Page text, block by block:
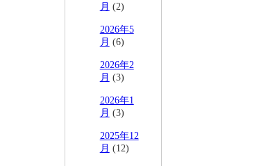
月 (2)
2026年5
月 (6)
2026年2
月 (3)
2026年1
月 (3)
2025年12
月 (12)